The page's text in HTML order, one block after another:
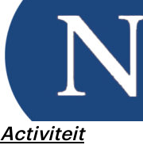
Activiteit